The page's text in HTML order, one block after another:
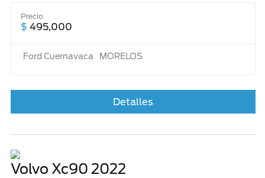
Precio
$495,000
Ford Cuernavaca MORELOS
Detalles
Volvo Xc90 2022